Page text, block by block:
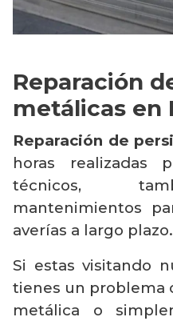
Reparación
metálicas en
Reparación de
horas realizadas
técnicos,
mantenimientos
averías a largo plazo.
Si estas visitando
tienes un problema
metálica o